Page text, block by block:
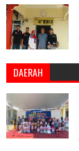
DAERAH